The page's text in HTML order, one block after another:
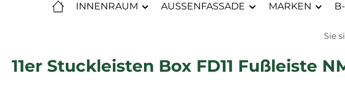
INNENRAUM AUSSENFASSADE MARKEN
Sie
11er Stuckleisten Box FD11 Fußleiste